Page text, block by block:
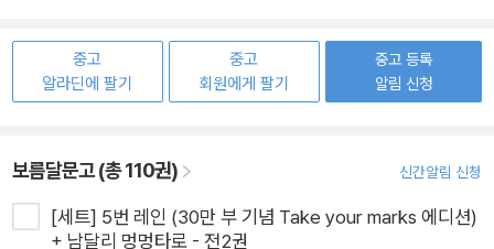
중고
알라딘에 팔기
중고
회원에게 팔기
중고 등록
알림 신청
보름달문고 (총 110권) 신간알림 신청
[세트] 5번 레인 (30만 부 기념 Take your marks 에디션)
+ 남달리 멍멍타로 - 전2권